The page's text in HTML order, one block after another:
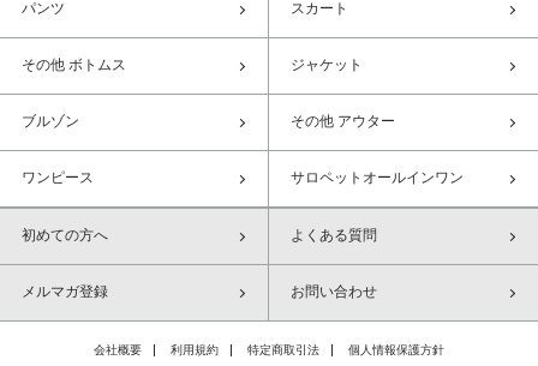
パンツ スカート
その他 ボトムス ジャケット
ブルゾン その他 アウター
ワンピース サロペットオールインワン
初めての方へ よくある質問
メルマガ登録 お問い合わせ
会社概要 利用規約 特定商取引法 個人情報保護方針